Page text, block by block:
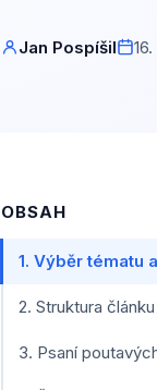
Jan Pospíšil
OBSAH
1. Výběr tématu
2. Struktura článku
3. Psaní